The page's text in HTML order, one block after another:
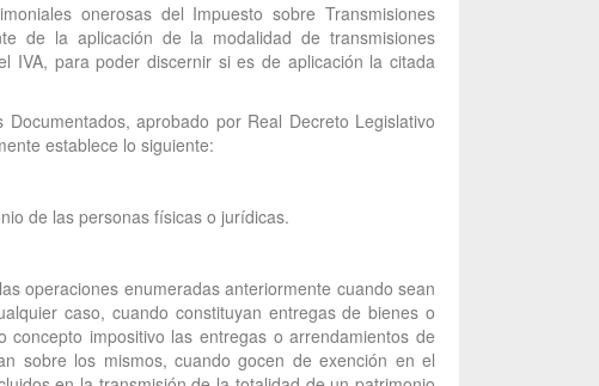
onerosas del Impuesto sobre Transmisiones
de la aplicación de la modalidad de transmisiones
IVA, para poder discernir si es de aplicación la citada
aprobado por Real Decreto Legislativo
establece lo siguiente:
de las personas físicas o jurídicas.
operaciones enumeradas anteriormente cuando sean
caso, cuando constituyan entregas de bienes o
impositivo las entregas o arrendamientos de
sobre los mismos, cuando gocen de exención en el